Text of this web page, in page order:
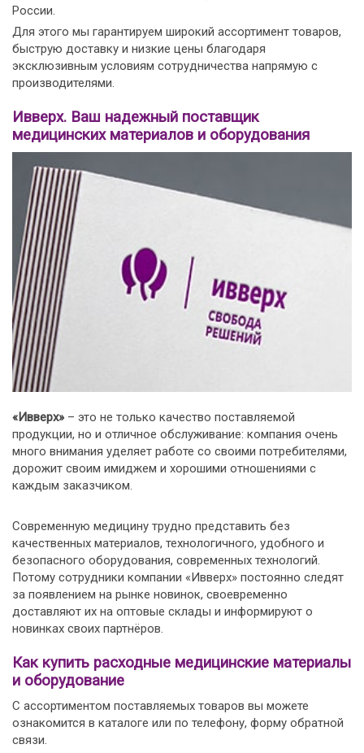
России.
Для этого мы гарантируем широкий ассортимент товаров,
быструю доставку и низкие цены благодаря
эксклюзивным условиям сотрудничества напрямую с
производителями.
Ивверх. Ваш надежный поставщик
медицинских материалов и оборудования
«Ивверх»– это не только качество поставляемой
продукции, но и отличное обслуживание: компания очень
много внимания уделяет работе со своими потребителями,
дорожит своим имиджем и хорошими отношениями с
каждым заказчиком.
Современную медицину трудно представить без
качественных материалов, технологичного, удобного и
безопасного оборудования, современных технологий.
Потому сотрудники компании «Ивверх» постоянно следят
за появлением на рынке новинок, своевременно
доставляют их на оптовые склады и информируют о
новинках своих партнёров.
Как купить расходные медицинские материалы
и оборудование
С ассортиментом поставляемых товаров вы можете
ознакомится в каталоге или по телефону, форму обратной
связи.